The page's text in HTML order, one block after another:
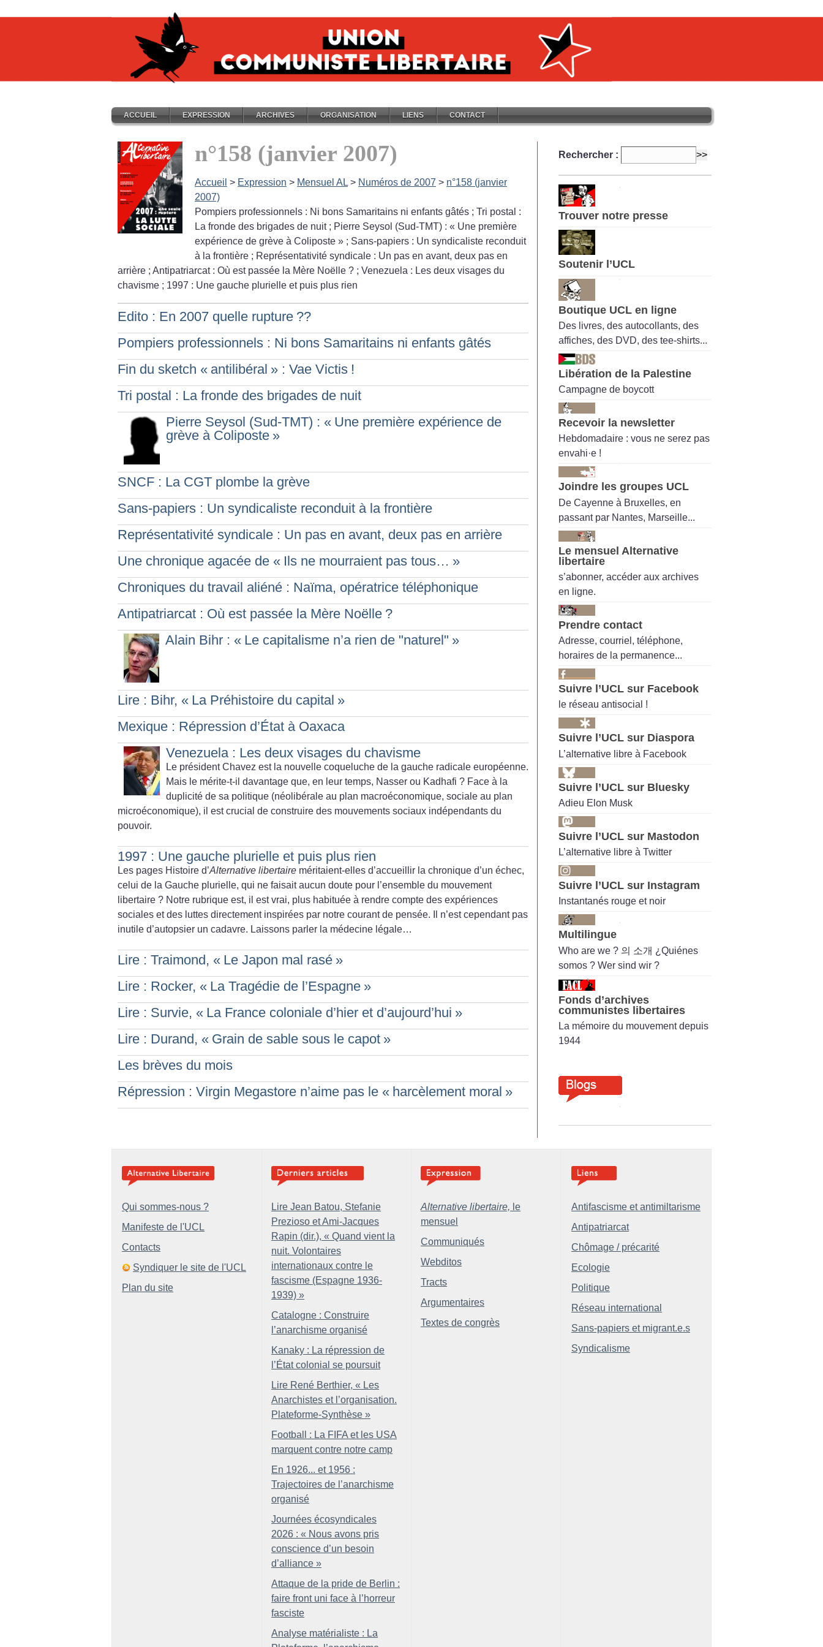
ACCUEIL EXPRESSION ARCHIVES ORGANISATION LIENS CONTACT
n°158 (janvier 2007)
Accueil > Expression > Mensuel AL > Numéros de 2007 > n°158 (janvier
2007)
Pompiers professionnels : Ni bons Samaritains ni enfants gâtés ; Tri postal :
La fronde des brigades de nuit ; Pierre Seysol (Sud-TMT) : « Une première
expérience de grève à Coliposte » ; Sans-papiers : Un syndicaliste reconduit
à la frontière ; Représentativité syndicale : Un pas en avant, deux pas en
arrière ; Antipatriarcat : Où est passée la Mère Noëlle ? ; Venezuela : Les deux visages du
chavisme ; 1997 : Une gauche plurielle et puis plus rien
Edito : En 2007 quelle rupture ??
Pompiers professionnels : Ni bons Samaritains ni enfants gâtés
Fin du sketch « antilibéral » : Vae Victis !
Tri postal : La fronde des brigades de nuit
Pierre Seysol (Sud-TMT) : « Une première expérience de
grève à Coliposte »
SNCF : La CGT plombe la grève
Sans-papiers : Un syndicaliste reconduit à la frontière
Représentativité syndicale : Un pas en avant, deux pas en arrière
Une chronique agacée de « Ils ne mourraient pas tous… »
Chroniques du travail aliéné : Naïma, opératrice téléphonique
Antipatriarcat : Où est passée la Mère Noëlle ?
Alain Bihr : « Le capitalisme n’a rien de "naturel" »
Lire : Bihr, « La Préhistoire du capital »
Mexique : Répression d’État à Oaxaca
Venezuela : Les deux visages du chavisme
Le président Chavez est la nouvelle coqueluche de la gauche radicale européenne.
Mais le mérite-t-il davantage que, en leur temps, Nasser ou Kadhafi ? Face à la
duplicité de sa politique (néolibérale au plan macroéconomique, sociale au plan
microéconomique), il est crucial de construire des mouvements sociaux indépendants du
pouvoir.
1997 : Une gauche plurielle et puis plus rien
Les pages Histoire d’Alternative libertaire méritaient-elles d’accueillir la chronique d’un échec,
celui de la Gauche plurielle, qui ne faisait aucun doute pour l’ensemble du mouvement
libertaire ? Notre rubrique est, il est vrai, plus habituée à rendre compte des expériences
sociales et des luttes directement inspirées par notre courant de pensée. Il n’est cependant pas
inutile d’autopsier un cadavre. Laissons parler la médecine légale…
Lire : Traimond, « Le Japon mal rasé »
Lire : Rocker, « La Tragédie de l’Espagne »
Lire : Survie, « La France coloniale d’hier et d’aujourd’hui »
Lire : Durand, « Grain de sable sous le capot »
Les brèves du mois
Répression : Virgin Megastore n’aime pas le « harcèlement moral »
Rechercher :
Trouver notre presse
Soutenir l’UCL
Boutique UCL en ligne
Des livres, des autocollants, des
affiches, des DVD, des tee-shirts...
Libération de la Palestine
Campagne de boycott
Recevoir la newsletter
Hebdomadaire : vous ne serez pas
envahi·e !
Joindre les groupes UCL
De Cayenne à Bruxelles, en
passant par Nantes, Marseille...
Le mensuel Alternative
libertaire
s’abonner, accéder aux archives
en ligne.
Prendre contact
Adresse, courriel, téléphone,
horaires de la permanence...
Suivre l’UCL sur Facebook
le réseau antisocial !
Suivre l’UCL sur Diaspora
L’alternative libre à Facebook
Suivre l’UCL sur Bluesky
Adieu Elon Musk
Suivre l’UCL sur Mastodon
L’alternative libre à Twitter
Suivre l’UCL sur Instagram
Instantanés rouge et noir
Multilingue
Who are we ? 의 소개 ¿Quiénes
somos ? Wer sind wir ?
Fonds d’archives
communistes libertaires
La mémoire du mouvement depuis
1944
Qui sommes-nous ?
Manifeste de l'UCL
Contacts
Syndiquer le site de l'UCL
Plan du site
Lire Jean Batou, Stefanie
Prezioso et Ami-Jacques
Rapin (dir.), « Quand vient la
nuit. Volontaires
internationaux contre le
fascisme (Espagne 1936-
1939) »
Catalogne : Construire
l’anarchisme organisé
Kanaky : La répression de
l’État colonial se poursuit
Lire René Berthier, « Les
Anarchistes et l’organisation.
Plateforme-Synthèse »
Football : La FIFA et les USA
marquent contre notre camp
En 1926... et 1956 :
Trajectoires de l’anarchisme
organisé
Journées écosyndicales
2026 : « Nous avons pris
conscience d’un besoin
d’alliance »
Attaque de la pride de Berlin :
faire front uni face à l’horreur
fasciste
Analyse matérialiste : La
Alternative libertaire, le
mensuel
Communiqués
Webditos
Tracts
Argumentaires
Textes de congrès
Antifascisme et antimiltarisme
Antipatriarcat
Chômage / précarité
Ecologie
Politique
Réseau international
Sans-papiers et migrant.e.s
Syndicalisme